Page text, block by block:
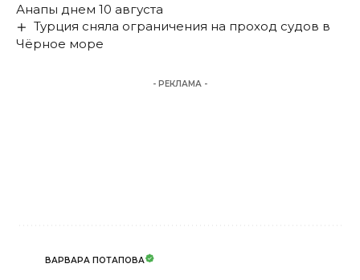
Анапы днем 10 августа
Турция сняла ограничения на проход судов в
Чёрное море
- РЕКЛАМА -
ВАРВАРА ПОТАПОВА